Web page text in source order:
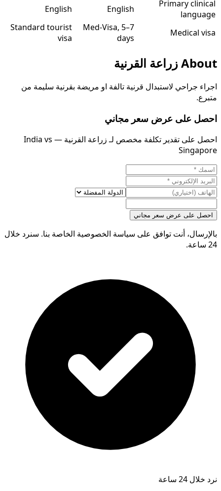
Primary clinical
language
English
English
Medical visa
Med-Visa, 5–7
days
Standard tourist
visa
Aboutزراعة القرنية
اجراء جراحي لاستبدال قرنية تالفة او مريضة بقرنية سليمة من
متبرع.
احصل على عرض سعر مجاني
احصل على تقدير تكلفة مخصص لـ زراعة القرنية — India vs
Singapore
احصل على عرض سعر مجاني
بالإرسال، أنت توافق على سياسة الخصوصية الخاصة بنا. سنرد خلال
24 ساعة.
نرد خلال 24 ساعة